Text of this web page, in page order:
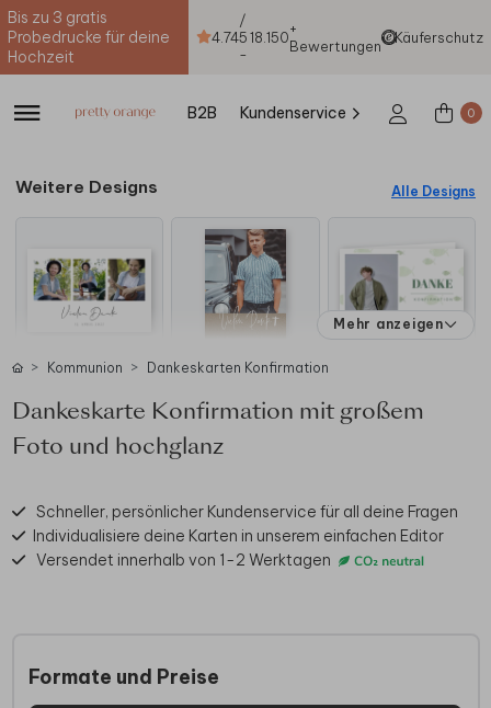
Bis zu 3 gratis
Probedrucke für deine
Hochzeit
4.74
/
5
-
18.150+
Bewertungen
Käuferschutz
B2B Kundenservice 0
Weitere Designs Alle Designs
Mehr anzeigen
Kommunion Dankeskarten Konfirmation
Dankeskarte Konfirmation mit großem
Foto und hochglanz
Schneller, persönlicher Kundenservice für all deine Fragen
Individualisiere deine Karten in unserem einfachen Editor
Versendet innerhalb von 1-2 Werktagen
Formate und Preise